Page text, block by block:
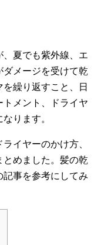
夏でも紫外線、エ
メージを受けて乾
繰り返すこと、日
トメント、ドライヤ
ります。
イヤーのかけ方、
とめました。髪の乾
事を参考にしてみ